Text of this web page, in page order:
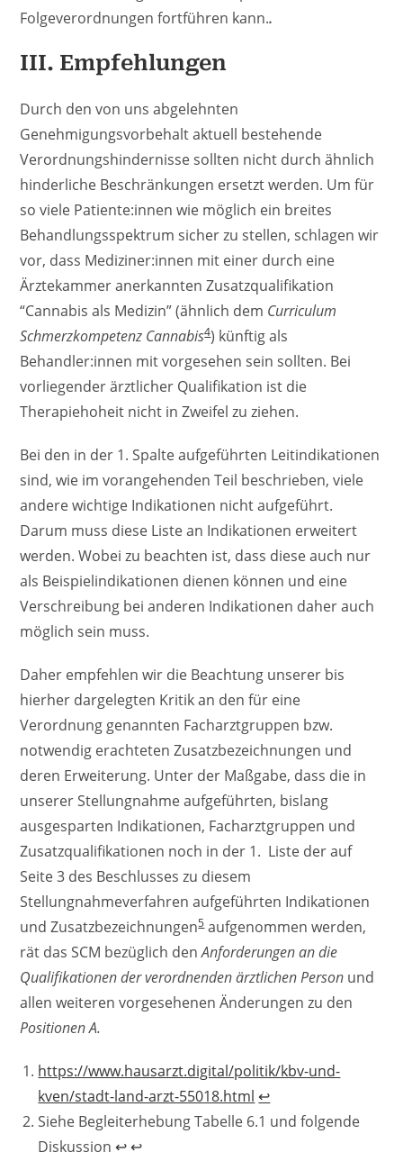
Folgeverordnungen fortführen kann..
III. Empfehlungen
Durch den von uns abgelehnten
Genehmigungsvorbehalt aktuell bestehende
Verordnungshindernisse sollten nicht durch ähnlich
hinderliche Beschränkungen ersetzt werden. Um für
so viele Patiente:innen wie möglich ein breites
Behandlungsspektrum sicher zu stellen, schlagen wir
vor, dass Mediziner:innen mit einer durch eine
Ärztekammer anerkannten Zusatzqualifikation
“Cannabis als Medizin” (ähnlich dem Curriculum
Schmerzkompetenz Cannabis4) künftig als
Behandler:innen mit vorgesehen sein sollten. Bei
vorliegender ärztlicher Qualifikation ist die
Therapiehoheit nicht in Zweifel zu ziehen.
Bei den in der 1. Spalte aufgeführten Leitindikationen
sind, wie im vorangehenden Teil beschrieben, viele
andere wichtige Indikationen nicht aufgeführt.
Darum muss diese Liste an Indikationen erweitert
werden. Wobei zu beachten ist, dass diese auch nur
als Beispielindikationen dienen können und eine
Verschreibung bei anderen Indikationen daher auch
möglich sein muss.
Daher empfehlen wir die Beachtung unserer bis
hierher dargelegten Kritik an den für eine
Verordnung genannten Facharztgruppen bzw.
notwendig erachteten Zusatzbezeichnungen und
deren Erweiterung. Unter der Maßgabe, dass die in
unserer Stellungnahme aufgeführten, bislang
ausgesparten Indikationen, Facharztgruppen und
Zusatzqualifikationen noch in der 1. Liste der auf
Seite 3 des Beschlusses zu diesem
Stellungnahmeverfahren aufgeführten Indikationen
und Zusatzbezeichnungen5aufgenommen werden,
rät das SCM bezüglich denAnforderungen an die
Qualifikationen derverordnenden ärztlichen Person und
allen weiteren vorgesehenen Änderungen zu den
Positionen A.
https://www.hausarzt.digital/politik/kbv-und-
kven/stadt-land-arzt-55018.html ↩︎
Siehe Begleiterhebung Tabelle 6.1 und folgende
Diskussion ↩︎ ↩︎